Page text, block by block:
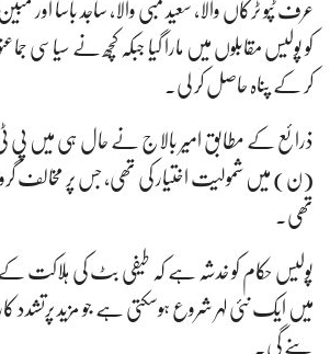
عرف ٹپو ٹرکاں والا، سعید لمبی والا، ساجد باسا
کو پولیس مقابلوں میں مارا گیا جبکہ کچھ نے سیاسی
کر کے پناہ حاصل کر لی۔
ذرائع کے مطابق امیر بالاج نے حال ہی میں پی
(ن) میں شمولیت اختیار کی تھی، جس پر مخالف
تھی۔
پولیس حکام کو خدشہ ہے کہ طیفی بٹ کی ہلاکت کے
میں ایک نئی لہر شروع ہوسکتی ہے جو مزید پرتشدد
بنے گی۔